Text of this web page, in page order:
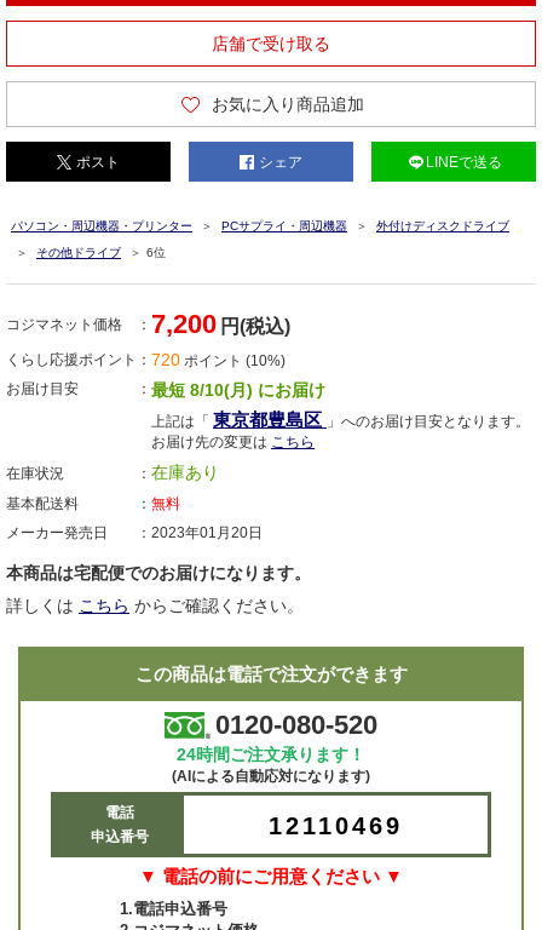
店舗で受け取る
お気に入り商品追加
ポスト シェア LINEで送る
パソコン・周辺機器・プリンター PCサプライ・周辺機器
外付けディスクドライブ
その他ドライブ
6位
コジマネット価格 7,200 円(税込)
くらし応援ポイント 720 ポイント (10%)
お届け目安
最短 8/10(月) にお届け
上記は「 東京都豊島区 」へのお届け目安となります。
お届け先の変更は こちら
在庫状況
在庫あり
基本配送料
無料
メーカー発売日
2023年01月20日
本商品は宅配便でのお届けになります。
詳しくは こちら からご確認ください。
この商品は電話で注文ができます
0120-080-520
24時間ご注文承ります！
(AIによる自動応対になります)
電話
申込番号
12110469
▼ 電話の前にご用意ください ▼
1.電話申込番号